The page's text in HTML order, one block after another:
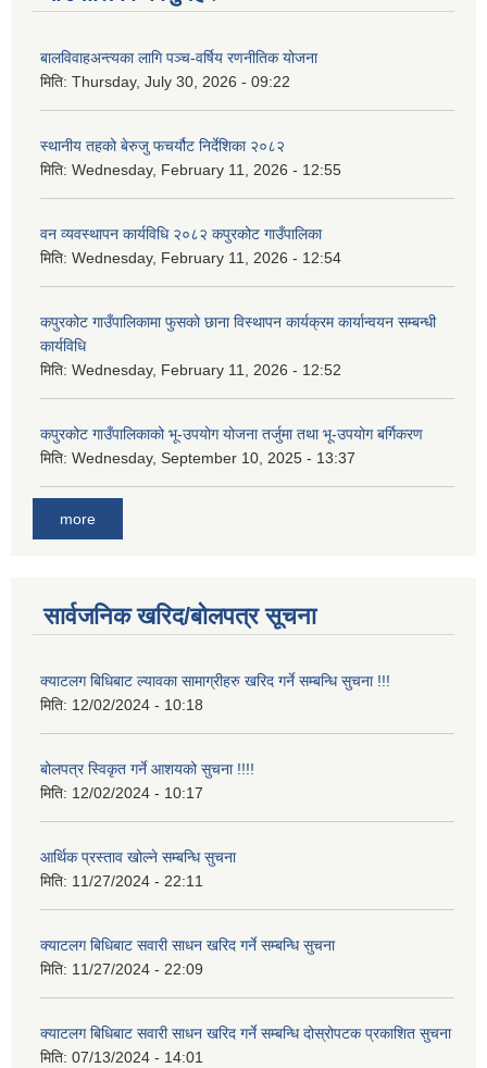
बालविवाहअन्त्यका लागि पञ्च-वर्षिय रणनीतिक योजना
मिति: Thursday, July 30, 2026 - 09:22
स्थानीय तहको बेरुजु फचर्यौट निर्देशिका २०८२
मिति: Wednesday, February 11, 2026 - 12:55
वन व्यवस्थापन कार्यविधि २०८२ कपुरकोट गाउँपालिका
मिति: Wednesday, February 11, 2026 - 12:54
कपुरकोट गाउँपालिकामा फुसको छाना विस्थापन कार्यक्रम कार्यान्वयन सम्बन्धी
कार्यविधि
मिति: Wednesday, February 11, 2026 - 12:52
कपुरकोट गाउँपालिकाको भू-उपयोग योजना तर्जुमा तथा भू-उपयोग बर्गिकरण
मिति: Wednesday, September 10, 2025 - 13:37
more
सार्वजनिक खरिद/बोलपत्र सूचना
क्याटलग बिधिबाट ल्यावका सामाग्रीहरु खरिद गर्ने सम्बन्धि सुचना !!!
मिति: 12/02/2024 - 10:18
बोलपत्र स्विकृत गर्ने आशयको सुचना !!!!
मिति: 12/02/2024 - 10:17
आर्थिक प्रस्ताव खोल्ने सम्बन्धि सुचना
मिति: 11/27/2024 - 22:11
क्याटलग बिधिबाट सवारी साधन खरिद गर्ने सम्बन्धि सुचना
मिति: 11/27/2024 - 22:09
क्याटलग बिधिबाट सवारी साधन खरिद गर्ने सम्बन्धि दोस्रोपटक प्रकाशित सुचना
मिति: 07/13/2024 - 14:01